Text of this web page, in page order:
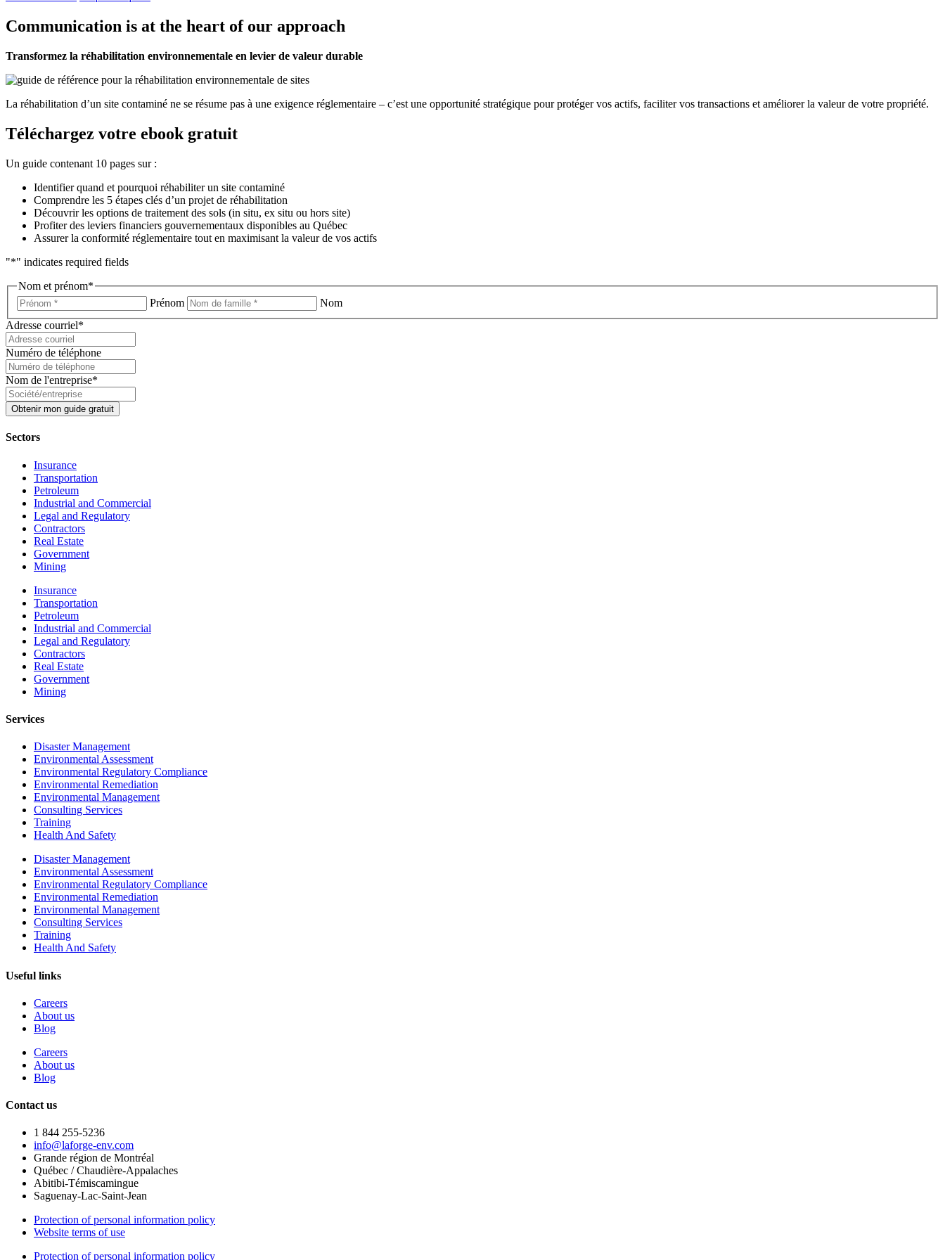
Communication is at the heart of our approach
Transformez la réhabilitation environnementale en levier de valeur durable
La réhabilitation d’un site contaminé ne se résume pas à une exigence réglementaire – c’est une opportunité stratégique pour protéger vos actifs, faciliter vos transactions et améliorer la valeur de votre propriété.
Téléchargez votre ebook gratuit​
Un guide contenant 10 pages sur :
Identifier quand et pourquoi réhabiliter un site contaminé
Comprendre les 5 étapes clés d’un projet de réhabilitation
Découvrir les options de traitement des sols (in situ, ex situ ou hors site)
Profiter des leviers financiers gouvernementaux disponibles au Québec
Assurer la conformité réglementaire tout en maximisant la valeur de vos actifs
"*" indicates required fields
Nom et prénom*
Prénom
Nom
Adresse courriel*
Numéro de téléphone
Nom de l'entreprise*
Sectors
Insurance
Transportation
Petroleum
Industrial and Commercial
Legal and Regulatory
Contractors
Real Estate
Government
Mining
Insurance
Transportation
Petroleum
Industrial and Commercial
Legal and Regulatory
Contractors
Real Estate
Government
Mining
Services
Disaster Management
Environmental Assessment
Environmental Regulatory Compliance
Environmental Remediation
Environmental Management
Consulting Services
Training
Health And Safety
Disaster Management
Environmental Assessment
Environmental Regulatory Compliance
Environmental Remediation
Environmental Management
Consulting Services
Training
Health And Safety
Useful links
Careers
About us
Blog
Careers
About us
Blog
Contact us
1 844 255-5236
info@laforge-env.com
Grande région de Montréal
Québec / Chaudière-Appalaches
Abitibi-Témiscamingue
Saguenay-Lac-Saint-Jean
Protection of personal information policy
Website terms of use
Protection of personal information policy